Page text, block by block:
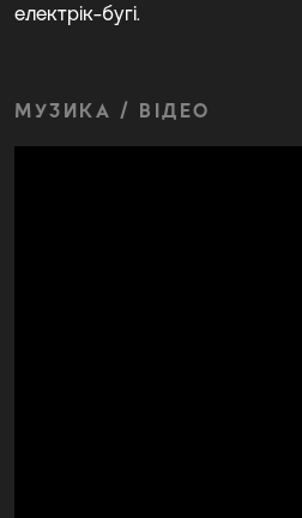
електрік-бугі.
МУЗИКА / ВІДЕО